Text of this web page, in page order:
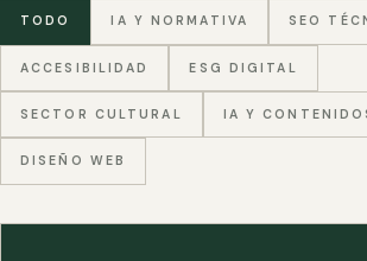
TODO IA Y NORMATIVA SEO
ACCESIBILIDAD ESG DIGITAL
SECTOR CULTURAL IA Y
DISEÑO WEB